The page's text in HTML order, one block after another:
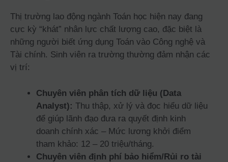
Thị trường lao động ngành Toán học hiện nay đang
cực kỳ “khát” nhân lực chất lượng cao, đặc biệt là
những người biết ứng dụng Toán vào Công nghệ và
Tài chính. Sinh viên ra trường thường đảm nhận các
vị trí:
Chuyên viên phân tích dữ liệu (Data
Analyst): Thu thập, xử lý và đọc hiểu dữ liệu
để giúp lãnh đạo đưa ra quyết định kinh
doanh chính xác – Mức lương khởi điểm
tham khảo: 12 – 20 triệu/tháng.
Chuyên viên định phí bảo hiểm/Rủi ro tài